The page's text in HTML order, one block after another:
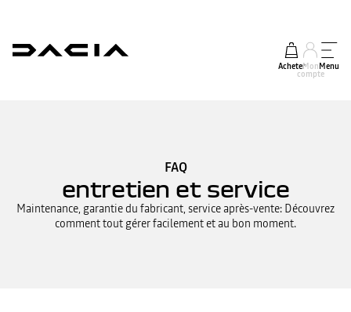
AcheterMon
compte
Menu
FAQ
entretien et service
Maintenance, garantie du fabricant, service après-vente: Découvrez
comment tout gérer facilement et au bon moment.